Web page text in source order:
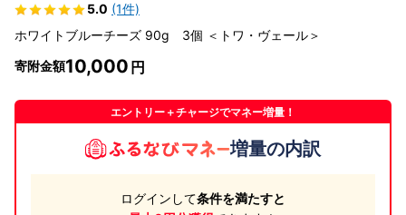
5.0 (1件)
ホワイトブルーチーズ 90g 3個 ＜トワ・ヴェール＞
寄附金額10,000
エントリー＋チャージでマネー増量！
増量の内訳
ログインして条件を満たすと